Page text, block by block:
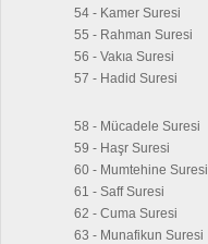
54 - Kamer Suresi
55 - Rahman Suresi
56 - Vakıa Suresi
57 - Hadid Suresi
58 - Mücadele Suresi
59 - Haşr Suresi
60 - Mumtehine Suresi
61 - Saff Suresi
62 - Cuma Suresi
63 - Munafikun Suresi